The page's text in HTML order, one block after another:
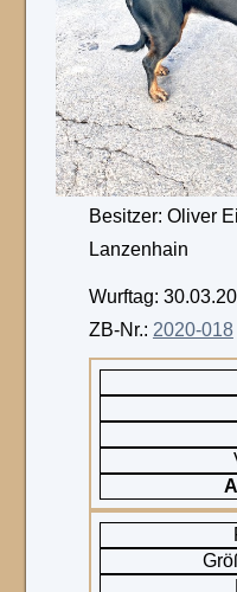
Besitzer: Oliver
Lanzenhain
Wurftag:
ZB-Nr.: 2020-018